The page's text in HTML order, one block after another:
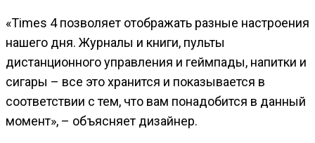
«Times 4 позволяет отображать разные настроения
нашего дня. Журналы и книги, пульты
дистанционного управления и геймпады, напитки и
сигары – все это хранится и показывается в
соответствии с тем, что вам понадобится в данный
момент», – объясняет дизайнер.